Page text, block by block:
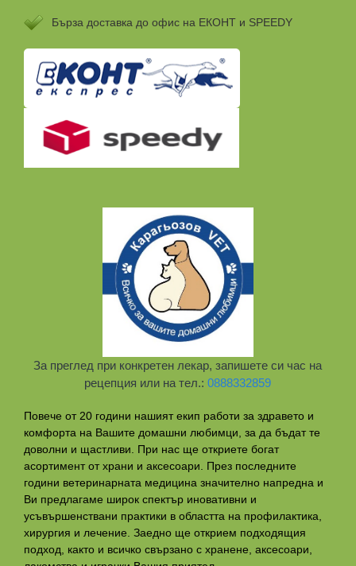
Бързa доставка до офис на ЕКОНТ и SPEEDY
За преглед при конкретен лекар, запишете си час на
рецепция или на тел.:0888332859
Повече от 20 години нашият екип работи за здравето и
комфорта на Вашите домашни любимци, за да бъдат те
доволни и щастливи. При нас ще откриете богат
асортимент от храни и аксесоари. През последните
години ветеринарната медицина значително напредна и
Ви предлагаме широк спектър иновативни и
усъвършенствани практики в областта на профилактикa,
хирургия и лечение. Заедно ще открием подходящия
подход, както и всичко свързано с хранене, аксесоари,